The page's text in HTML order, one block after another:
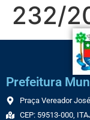
232/
Prefeitura
Praça Vereador
CEP: 59513-000,